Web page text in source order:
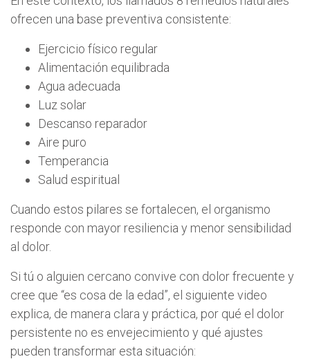
ofrecen una base preventiva consistente:
Ejercicio físico regular
Alimentación equilibrada
Agua adecuada
Luz solar
Descanso reparador
Aire puro
Temperancia
Salud espiritual
Cuando estos pilares se fortalecen, el organismo
responde con mayor resiliencia y menor sensibilidad
al dolor.
Si tú o alguien cercano convive con dolor frecuente y
cree que “es cosa de la edad”, el siguiente video
explica, de manera clara y práctica, por qué el dolor
persistente no es envejecimiento y qué ajustes
pueden transformar esta situación: